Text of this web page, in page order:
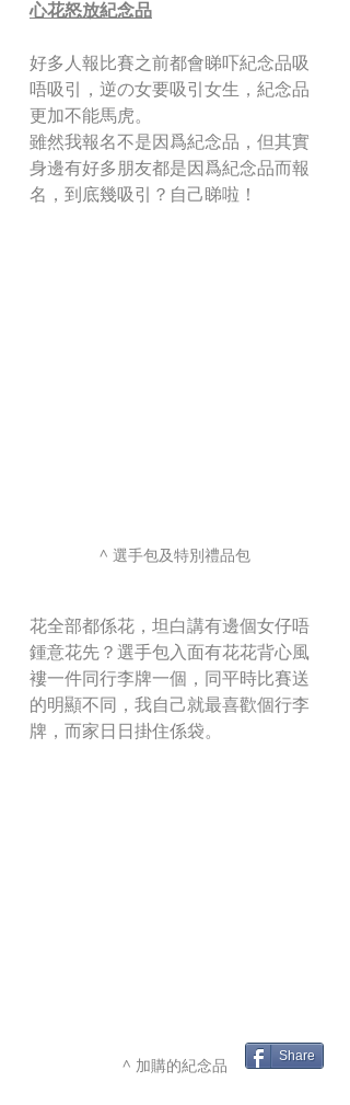
心花怒放紀念品
好多人報比賽之前都會睇吓紀念品吸
唔吸引，逆の女要吸引女生，紀念品
更加不能馬虎。
雖然我報名不是因爲紀念品，但其實
身邊有好多朋友都是因爲紀念品而報
名，到底幾吸引？自己睇啦！
^ 選手包及特別禮品包
花全部都係花，坦白講有邊個女仔唔
鍾意花先？選手包入面有花花背心風
褸一件同行李牌一個，同平時比賽送
的明顯不同，我自己就最喜歡個行李
牌，而家日日掛住係袋。
^ 加購的紀念品 Share